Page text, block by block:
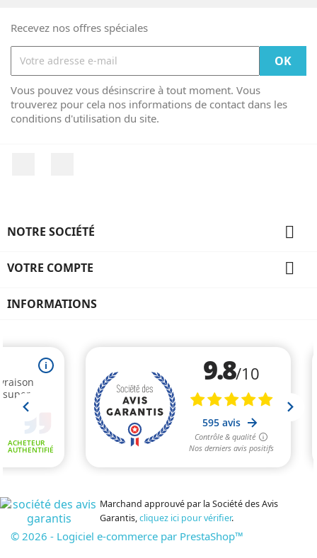
Recevez nos offres spéciales
Vous pouvez vous désinscrire à tout moment. Vous
trouverez pour cela nos informations de contact dans les
conditions d'utilisation du site.
NOTRE SOCIÉTÉ 
VOTRE COMPTE 
INFORMATIONS
Marchand approuvé par la Société des Avis
Garantis,cliquez ici pour vérifier.
© 2026 - Logiciel e-commerce par PrestaShop™